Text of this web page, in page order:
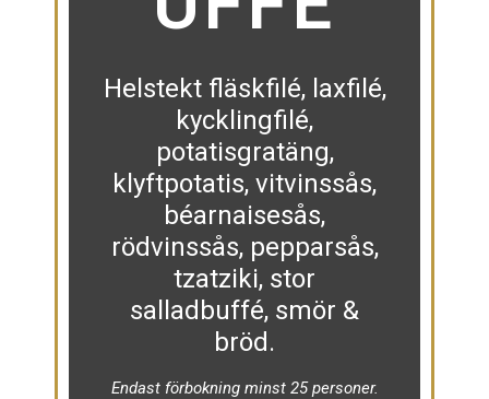
Helstekt fläskfilé, laxfilé,
kycklingfilé,
potatisgratäng,
klyftpotatis, vitvinssås,
béarnaisesås,
rödvinssås, pepparsås,
tzatziki, stor
salladbuffé, smör &
bröd.
Endast förbokning minst 25 personer.